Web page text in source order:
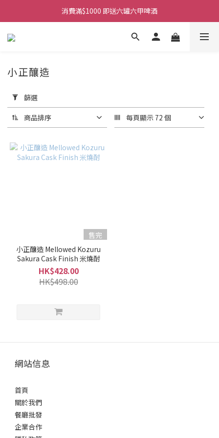
購物滿$380免運費。工作日 14:00截單, 翌日順豐凍運派送。
消費滿$1000 即送六罐六甲啤酒
購物滿$380免運費。工作日 14:00截單, 翌日順豐凍運派送。
套
篩
選
(0/20)
商
品
量
700ml
度%
40%
品
牌
Komasa
小正釀造
篩選
商品排序 每頁顯示 72 個
售完
小正釀造 Mellowed Kozuru
Sakura Cask Finish 米燒酎
HK$428.00
HK$498.00
網站信息
首頁
關於我們
餐廳批發
企業合作